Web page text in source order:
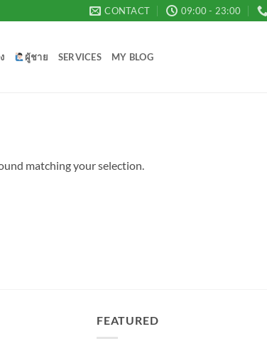
CONTACT 09:00 - 23:00
ผู้ชาย SERVICES MY BLOG
matching your selection.
FEATURED